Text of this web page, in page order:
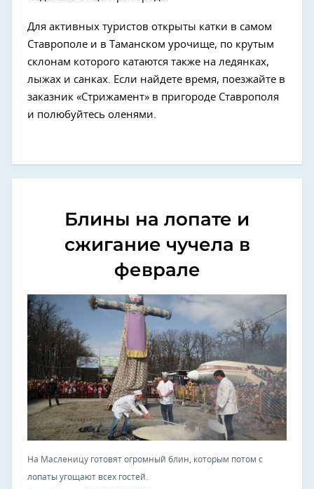
Для активных туристов открыты катки в самом
Ставрополе и в Таманском урочище, по крутым
склонам которого катаются также на ледянках,
лыжах и санках. Если найдете время, поезжайте в
заказник «Стрижамент» в пригороде Ставрополя
и полюбуйтесь оленями.
Блины на лопате и
сжигание чучела в
феврале
На Масленицу готовят огромный блин, которым потом с
лопаты угощают всех гостей.